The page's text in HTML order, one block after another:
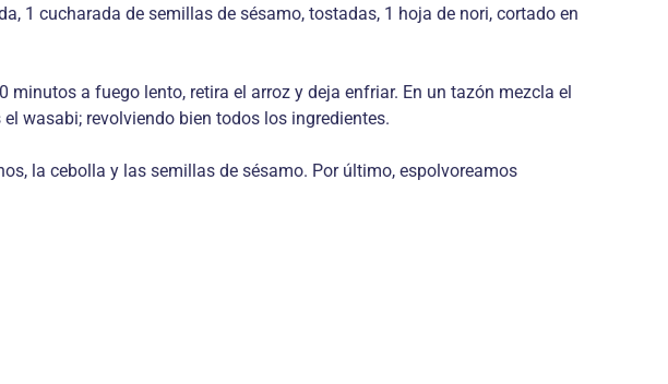
1 cucharada de semillas de sésamo, tostadas, 1 hoja de nori, cortado en
a fuego lento, retira el arroz y deja enfriar. En un tazón mezcla el
wasabi; revolviendo bien todos los ingredientes.
la cebolla y las semillas de sésamo. Por último, espolvoreamos